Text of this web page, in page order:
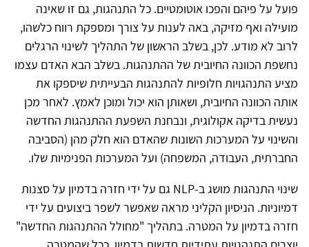
פועל על פיהם והפכו אוטומטיים. כל התנהגות, גם זו שאינה
מועילה ואף מזיקה, באה לענות על צורך ומספקת רווח כלשהו,
לרוב לא מודע. לכן, בשלב הראשון של התהליך לשינוי הרגלים
נחשפת הכוונה החיובית של ההתנהגות. בשלב הבא האדם עצמו
מציע התנהגויות חלופיות להתנהגות הבעייתית שיספקו את
אותה הכוונה החיובית, ושאותן הוא יכול ומוכן לאמץ. לאחר מכן
נעשית בדיקה אקולוגית, ונבחנת השפעת ההתנהגות החדשה
והשינוי על המערכות השונות שהאדם הוא חלק מהן (הסביבה
החברתית, העבודה, המשפחה) ועל המערכות הפנימיות שלו.
שינוי התנהגות מושג ב-NLP גם על ידי חזרה בדמיון על סצנות
דמיוניות. הניסיון הקליני מראה שאפשר לשפר ביצועים על ידי
חזרה בדמיון על המטרה. בתהליך "מחולל ההתנהגות החדשה"